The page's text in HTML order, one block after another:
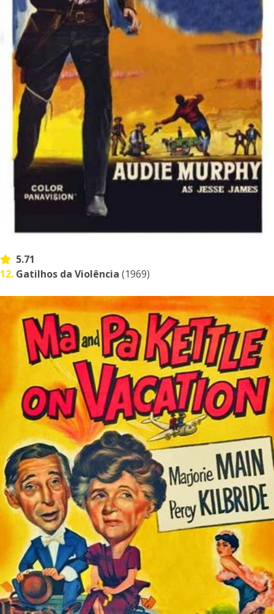
5.71
12. Gatilhos da Violência (1969)